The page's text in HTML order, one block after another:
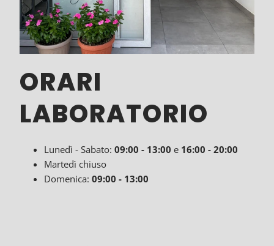
ORARI
LABORATORIO
Lunedì - Sabato: 09:00 - 13:00 e 16:00 - 20:00
Martedì chiuso
Domenica: 09:00 - 13:00